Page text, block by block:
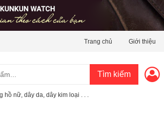
Trang chủ Giới thiệu
Tìm kiếm
hồ nữ dây da dây kim loại . . .